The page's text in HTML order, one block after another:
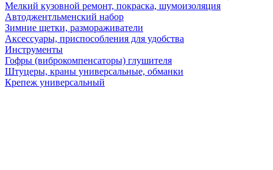
Мелкий кузовной ремонт, покраска, шумоизоляция
Автоджентльменский набор
Зимние щетки, размораживатели
Аксессуары, приспособления для удобства
Инструменты
Гофры (виброкомпенсаторы) глушителя
Штуцеры, краны универсальные, обманки
Крепеж универсальный